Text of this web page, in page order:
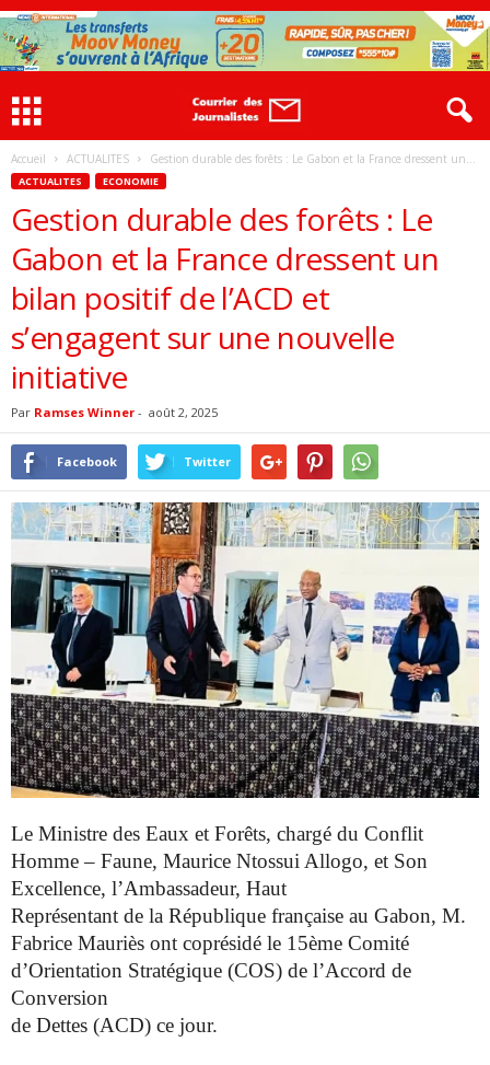
Accueil ACTUALITES Gestion durable des forêts : Le Gabon et la France dressent un...
ACTUALITES ECONOMIE
Gestion durable des forêts : Le
Gabon et la France dressent un
bilan positif de l’ACD et
s’engagent sur une nouvelle
initiative
Par Ramses Winner - août 2, 2025
Facebook Twitter
Le Ministre des Eaux et Forêts, chargé du Conflit
Homme – Faune, Maurice Ntossui Allogo, et Son
Excellence, l’Ambassadeur, Haut
Représentant de la République française au Gabon, M.
Fabrice Mauriès ont coprésidé le 15ème Comité
d’Orientation Stratégique (COS) de l’Accord de
Conversion
de Dettes (ACD) ce jour.